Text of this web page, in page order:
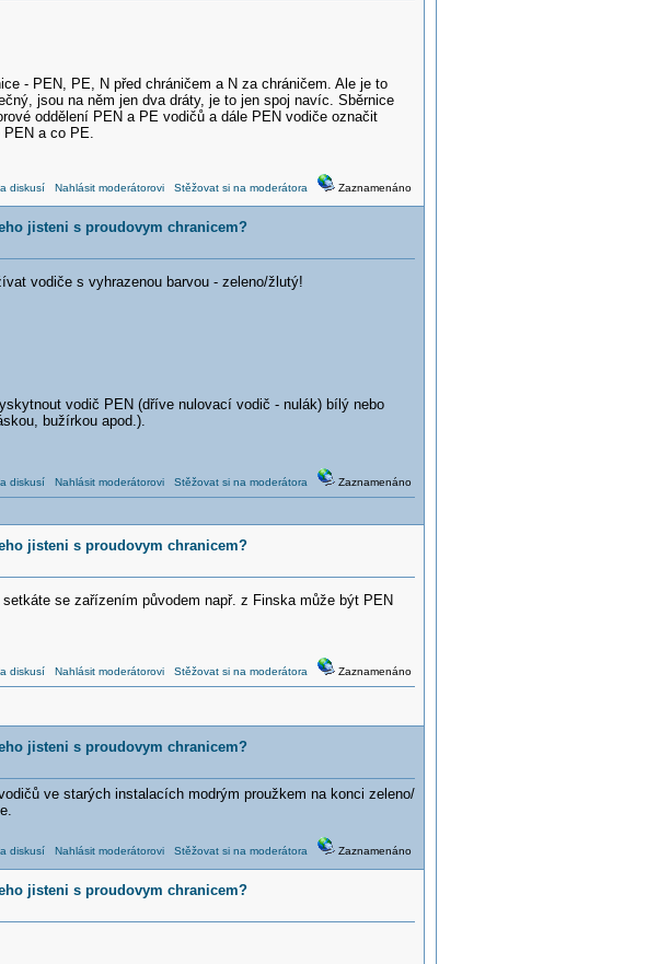
- PEN, PE, N před chráničem a N za chráničem. Ale je to
jsou na něm jen dva dráty, je to jen spoj navíc. Sběrnice
oddělení PEN a PE vodičů a dále PEN vodiče označit
a co PE.
diskusí Nahlásit moderátorovi Stěžovat si na moderátora Zaznamenáno
jisteni s proudovym chranicem?
vodiče s vyhrazenou barvou - zeleno/žlutý!
vodič PEN (dříve nulovací vodič - nulák) bílý nebo
bužírkou apod.).
diskusí Nahlásit moderátorovi Stěžovat si na moderátora Zaznamenáno
jisteni s proudovym chranicem?
se zařízením původem např. z Finska může být PEN
diskusí Nahlásit moderátorovi Stěžovat si na moderátora Zaznamenáno
jisteni s proudovym chranicem?
ve starých instalacích modrým proužkem na konci zeleno/
diskusí Nahlásit moderátorovi Stěžovat si na moderátora Zaznamenáno
jisteni s proudovym chranicem?